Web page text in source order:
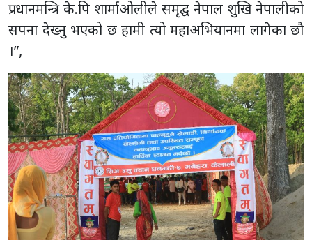
प्रधानमन्त्रि के.पि शार्माओलीले समृद्घ नेपाल शुखि नेपालीको
सपना देख्नु भएको छ हामी त्यो महाअभियानमा लागेका छौ
।”,